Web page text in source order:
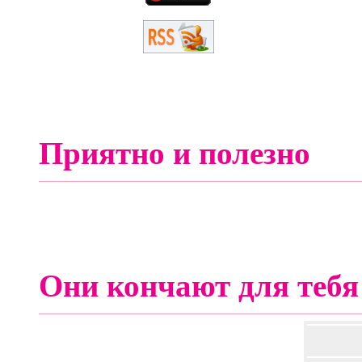
Приятно и полезно
Они кончают для тебя